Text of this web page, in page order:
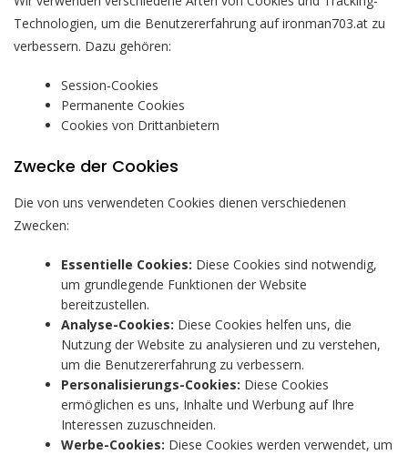
Technologien, um die Benutzererfahrung auf ironman703.at zu
verbessern. Dazu gehören:
Session-Cookies
Permanente Cookies
Cookies von Drittanbietern
Zwecke der Cookies
Die von uns verwendeten Cookies dienen verschiedenen
Zwecken:
Essentielle Cookies: Diese Cookies sind notwendig,
um grundlegende Funktionen der Website
bereitzustellen.
Analyse-Cookies: Diese Cookies helfen uns, die
Nutzung der Website zu analysieren und zu verstehen,
um die Benutzererfahrung zu verbessern.
Personalisierungs-Cookies: Diese Cookies
ermöglichen es uns, Inhalte und Werbung auf Ihre
Interessen zuzuschneiden.
Werbe-Cookies: Diese Cookies werden verwendet, um